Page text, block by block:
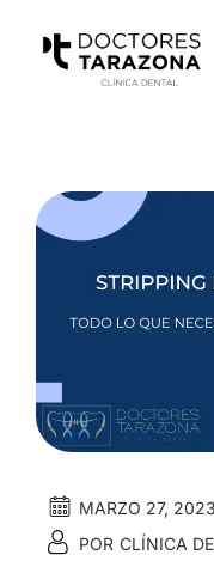
MARZO 27, 2023
POR CLÍNICA